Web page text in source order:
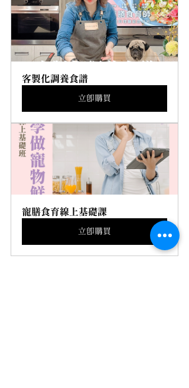
客製化調養食譜
立即購買
寵膳食育線上基礎課
立即購買